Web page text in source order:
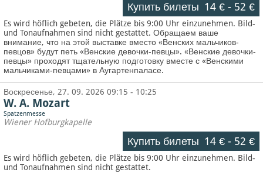
Купить билеты 14 €- 52 €
Es wird höflich gebeten, die Plätze bis 9:00 Uhr einzunehmen. Bild-
und Tonaufnahmen sind nicht gestattet.Обращаем ваше
внимание, что на этой выставке вместо «Венских мальчиков-
певцов» будут петь «Венские девочки-певцы». «Венские девочки-
певцы» проходят тщательную подготовку вместе с «Венскими
мальчиками-певцами» в Аугартенпаласе.
Воскресенье, 27. 09. 2026 09:15 - 10:25
W. A. Mozart
Spatzenmesse
Wiener Hofburgkapelle
Купить билеты 14 €- 52 €
Es wird höflich gebeten, die Plätze bis 9:00 Uhr einzunehmen. Bild-
und Tonaufnahmen sind nicht gestattet.